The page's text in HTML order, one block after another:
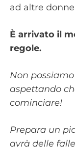
ad altre
È arrivato il
regole.
Non
aspettando
cominciare!
Prepara un
avrà delle